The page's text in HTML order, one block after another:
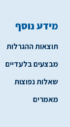
מידע נוסף
תוצאות ההגרלות
מבצעים בלעדיים
שאלות נפוצות
מאמרים